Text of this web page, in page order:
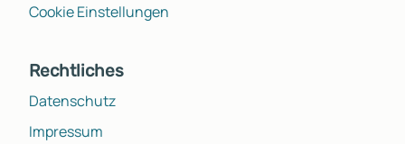
Cookie Einstellungen
Rechtliches
Datenschutz
Impressum